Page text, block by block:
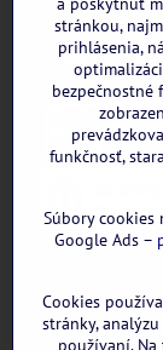
stránkou,
prihlásenia,
bezpečnostné
funkčnosť,
Súbory cookies
Google Ads –
Cookies
stránky,
používaní.